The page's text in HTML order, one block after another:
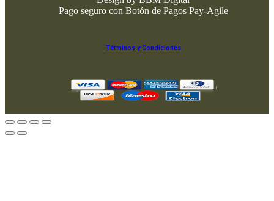
Pago seguro con Botón de Pagos Pay-Agile
Términos y Condiciones